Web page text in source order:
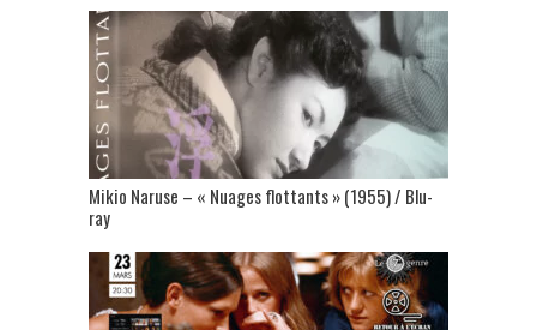
Mikio Naruse – « Nuages flottants » (1955) / Blu-
ray